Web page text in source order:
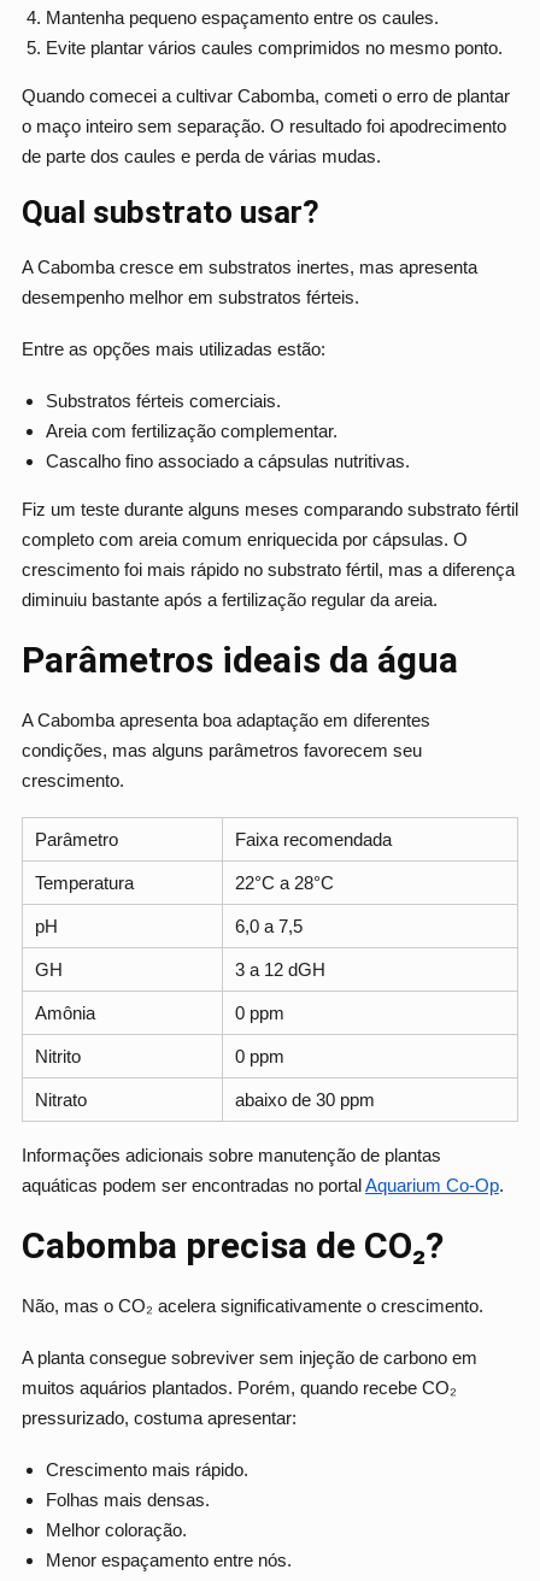
Mantenha pequeno espaçamento entre os caules.
Evite plantar vários caules comprimidos no mesmo ponto.
Quando comecei a cultivar Cabomba, cometi o erro de plantar
o maço inteiro sem separação. O resultado foi apodrecimento
de parte dos caules e perda de várias mudas.
Qual substrato usar?
A Cabomba cresce em substratos inertes, mas apresenta
desempenho melhor em substratos férteis.
Entre as opções mais utilizadas estão:
Substratos férteis comerciais.
Areia com fertilização complementar.
Cascalho fino associado a cápsulas nutritivas.
Fiz um teste durante alguns meses comparando substrato fértil
completo com areia comum enriquecida por cápsulas. O
crescimento foi mais rápido no substrato fértil, mas a diferença
diminuiu bastante após a fertilização regular da areia.
Parâmetros ideais da água
A Cabomba apresenta boa adaptação em diferentes
condições, mas alguns parâmetros favorecem seu
crescimento.
Parâmetro Faixa recomendada
Temperatura 22°C a 28°C
pH 6,0 a 7,5
GH 3 a 12 dGH
Amônia 0 ppm
Nitrito 0 ppm
Nitrato abaixo de 30 ppm
Informações adicionais sobre manutenção de plantas
aquáticas podem ser encontradas no portalAquarium Co-Op.
Cabomba precisa de CO₂?
Não, mas o CO₂ acelera significativamente o crescimento.
A planta consegue sobreviver sem injeção de carbono em
muitos aquários plantados. Porém, quando recebe CO₂
pressurizado, costuma apresentar:
Crescimento mais rápido.
Folhas mais densas.
Melhor coloração.
Menor espaçamento entre nós.